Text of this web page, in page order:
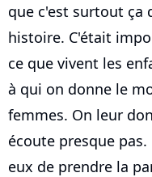
que c'est surtout ça
histoire. C'était
ce que vivent les
à qui on donne le
femmes. On leur
écoute presque
eux de prendre la